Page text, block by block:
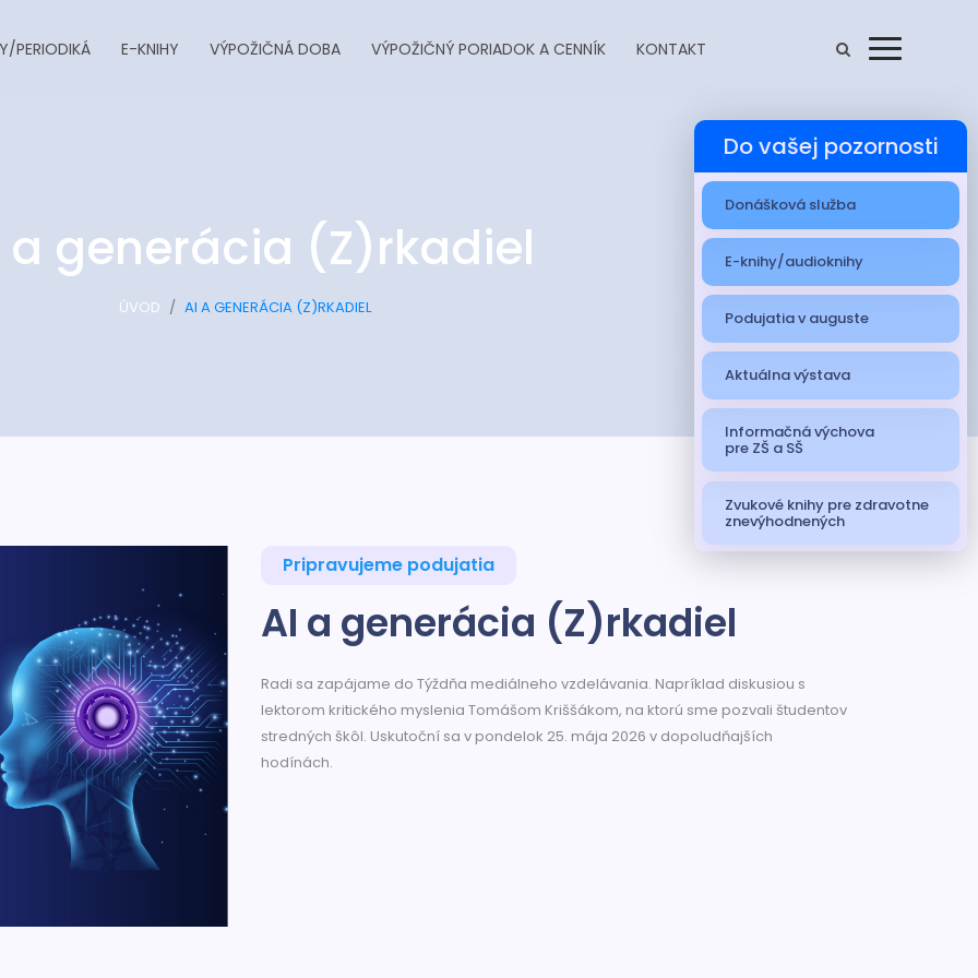
PERIODIKÁ E-KNIHY VÝPOŽIČNÁ DOBA VÝPOŽIČNÝ PORIADOK A CENNÍK KONTAKT
a generácia (Z)rkadiel
ÚVOD AI A GENERÁCIA (Z)RKADIEL
Pripravujeme podujatia
AI a generácia (Z)rkadiel
Radi sa zapájame do Týždňa mediálneho vzdelávania. Napríklad diskusiou s
lektorom kritického myslenia Tomášom Kriššákom, na ktorú sme pozvali študentov
stredných škôl. Uskutoční sa v pondelok 25. mája 2026 v dopoludňajších
hodínách.
Do vašej pozornosti
Donášková služba
E-knihy/audioknihy
Podujatia v auguste
Aktuálna výstava
Informačná výchova
pre ZŠ a SŠ
Zvukové knihy pre zdravotne
znevýhodnených